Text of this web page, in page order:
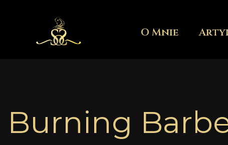
O Mnie
Burning